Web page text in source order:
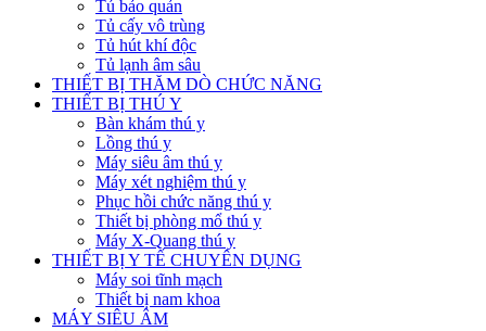
Tủ bảo quản
Tủ cấy vô trùng
Tủ hút khí độc
Tủ lạnh âm sâu
THIẾT BỊ THĂM DÒ CHỨC NĂNG
THIẾT BỊ THÚ Y
Bàn khám thú y
Lồng thú y
Máy siêu âm thú y
Máy xét nghiệm thú y
Phục hồi chức năng thú y
Thiết bị phòng mổ thú y
Máy X-Quang thú y
THIẾT BỊ Y TẾ CHUYÊN DỤNG
Máy soi tĩnh mạch
Thiết bị nam khoa
MÁY SIÊU ÂM